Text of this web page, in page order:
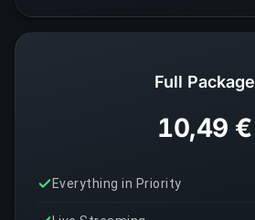
Full Package
10,49 €
Everything in Priority